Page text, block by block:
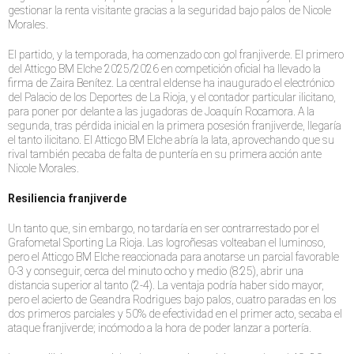
gestionar la renta visitante gracias a la seguridad bajo palos de Nicole
Morales.
El partido, y la temporada, ha comenzado con gol franjiverde. El primero
del Atticgo BM Elche 2025/2026 en competición oficial ha llevado la
firma de Zaira Benítez. La central eldense ha inaugurado el electrónico
del Palacio de los Deportes de La Rioja, y el contador particular ilicitano,
para poner por delante a las jugadoras de Joaquín Rocamora. A la
segunda, tras pérdida inicial en la primera posesión franjiverde, llegaría
el tanto ilicitano. El Atticgo BM Elche abría la lata, aprovechando que su
rival también pecaba de falta de puntería en su primera acción ante
Nicole Morales.
Resiliencia franjiverde
Un tanto que, sin embargo, no tardaría en ser contrarrestado por el
Grafometal Sporting La Rioja. Las logroñesas volteaban el luminoso,
pero el Atticgo BM Elche reaccionada para anotarse un parcial favorable
0-3 y conseguir, cerca del minuto ocho y medio (8:25), abrir una
distancia superior al tanto (2-4). La ventaja podría haber sido mayor,
pero el acierto de Geandra Rodrigues bajo palos, cuatro paradas en los
dos primeros parciales y 50% de efectividad en el primer acto, secaba el
ataque franjiverde; incómodo a la hora de poder lanzar a portería.